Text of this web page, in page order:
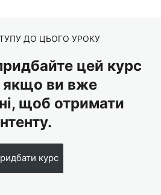
вирощування
томати?
ДО ЦЬОГО УРОКУ
цей курс
якщо ви вже
щоб отримати
курс